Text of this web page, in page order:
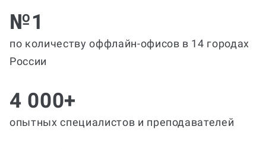
№1
по количеству оффлайн-офисов в 14 городах
России
4 000+
опытных специалистов и преподавателей